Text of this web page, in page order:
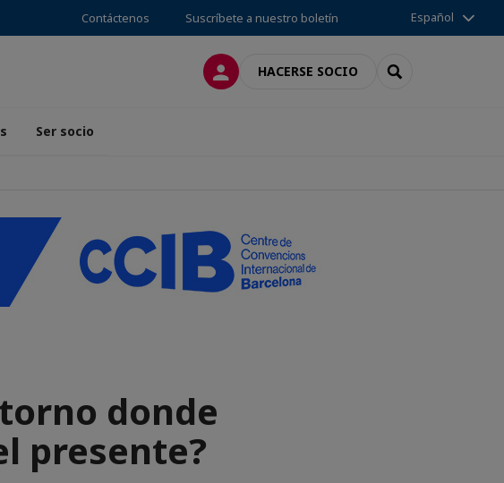
Contáctenos Suscríbete a nuestro boletín Español
CONECTARSE
HACERSE SOCIO SEARCH
Ser socio
donde
presente?